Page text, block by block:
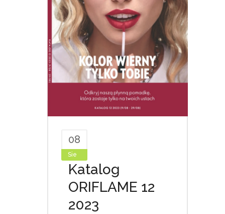
08
Sie
Katalog
ORIFLAME 12
2023